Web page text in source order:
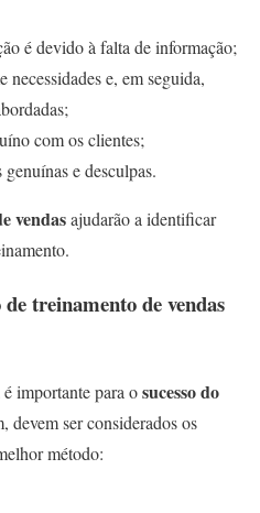
é devido à falta de informação;
e, em seguida,
com os clientes;
e desculpas.
vendasajudarão a identificar
treinamento de vendas
importante para osucesso do
devem ser considerados os
método: